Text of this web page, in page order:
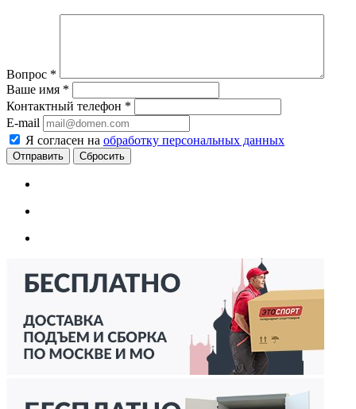
Вопрос *
Ваше имя *
Контактный телефон *
E-mail
Я согласен на обработку персональных данных
Сбросить